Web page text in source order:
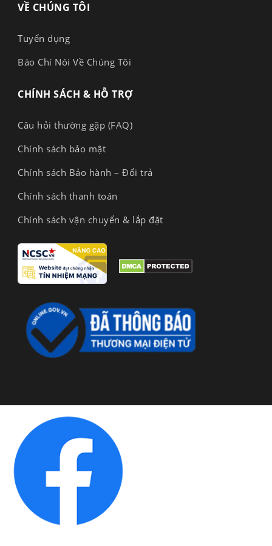
VỀ CHÚNG TÔI
Tuyển dụng
Báo Chí Nói Về Chúng Tôi
CHÍNH SÁCH & HỖ TRỢ
Câu hỏi thường gặp (FAQ)
Chính sách bảo mật
Chính sách Bảo hành – Đổi trả
Chính sách thanh toán
Chính sách vận chuyển & lắp đặt